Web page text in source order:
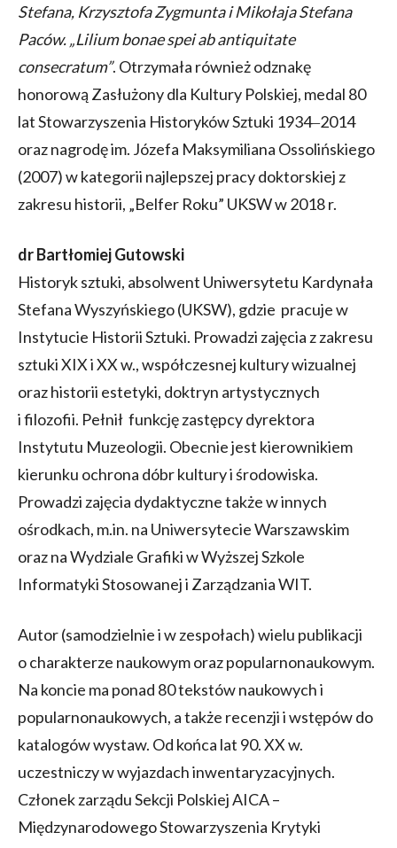
Stefana, Krzysztofa Zygmunta i Mikołaja Stefana
Paców. „Lilium bonae spei ab antiquitate
consecratum”. Otrzymała również odznakę
honorową Zasłużony dla Kultury Polskiej, medal 80
lat Stowarzyszenia Historyków Sztuki 1934‒2014
oraz nagrodę im. Józefa Maksymiliana Ossolińskiego
(2007) w kategorii najlepszej pracy doktorskiej z
zakresu historii, „Belfer Roku” UKSW w 2018 r.
dr Bartłomiej Gutowski
Historyk sztuki, absolwent Uniwersytetu Kardynała
Stefana Wyszyńskiego (UKSW), gdzie pracuje w
Instytucie Historii Sztuki. Prowadzi zajęcia z zakresu
sztuki XIX i XX w., współczesnej kultury wizualnej
oraz historii estetyki, doktryn artystycznych
i filozofii. Pełnił funkcję zastępcy dyrektora
Instytutu Muzeologii. Obecnie jest kierownikiem
kierunku ochrona dóbr kultury i środowiska.
Prowadzi zajęcia dydaktyczne także w innych
ośrodkach, m.in. na Uniwersytecie Warszawskim
oraz na Wydziale Grafiki w Wyższej Szkole
Informatyki Stosowanej i Zarządzania WIT.
Autor (samodzielnie i w zespołach) wielu publikacji
o charakterze naukowym oraz popularnonaukowym.
Na koncie ma ponad 80 tekstów naukowych i
popularnonaukowych, a także recenzji i wstępów do
katalogów wystaw. Od końca lat 90. XX w.
uczestniczy w wyjazdach inwentaryzacyjnych.
Członek zarządu Sekcji Polskiej AICA –
Międzynarodowego Stowarzyszenia Krytyki